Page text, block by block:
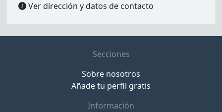
Ver dirección y datos de contacto
Secciones
Sobre nosotros
Añade tu perfil gratis
Información